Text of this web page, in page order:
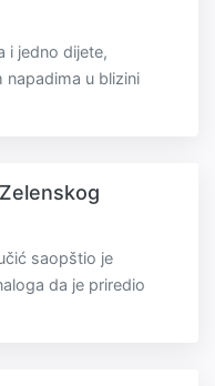
i jedno dijete,
u blizini
saopštio je
da je priredio